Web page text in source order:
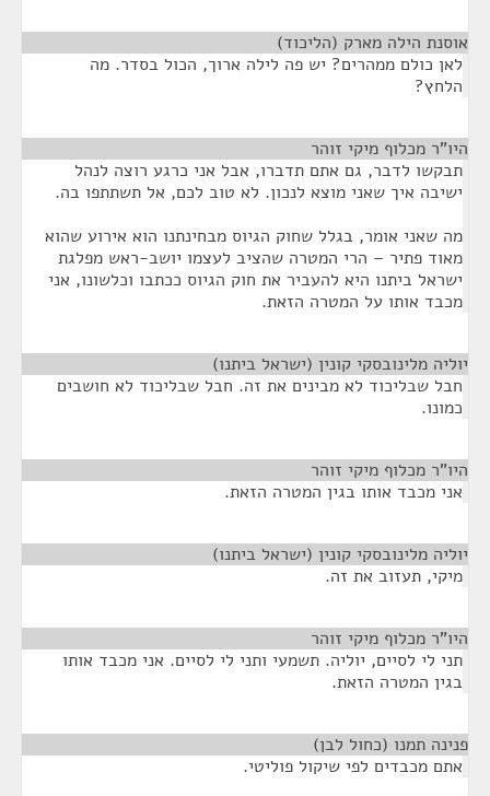
אוסנת הילה מארק (הליכוד)
לאן כולם ממהרים? יש פה לילה ארוך, הכול בסדר. מה
הלחץ?
היו"ר מכלוף מיקי זוהר
תבקשו לדבר, גם אתם תדברו, אבל אני כרגע רוצה לנהל
ישיבה איך שאני מוצא לנכון. לא טוב לכם, אל תשתתפו בה.
מה שאני אומר, בגלל שחוק הגיוס מבחינתנו הוא אירוע שהוא
מאוד פתיר – הרי המטרה שהציב לעצמו יושב-ראש מפלגת
ישראל ביתנו היא להעביר את חוק הגיוס ככתבו וכלשונו, אני
מכבד אותו על המטרה הזאת.
יוליה מלינובסקי קונין (ישראל ביתנו)
חבל שבליכוד לא מבינים את זה. חבל שבליכוד לא חושבים
כמונו.
היו"ר מכלוף מיקי זוהר
אני מכבד אותו בגין המטרה הזאת.
יוליה מלינובסקי קונין (ישראל ביתנו)
מיקי, תעזוב את זה.
היו"ר מכלוף מיקי זוהר
תני לי לסיים, יוליה. תשמעי ותני לי לסיים. אני מכבד אותו
בגין המטרה הזאת.
פנינה תמנו (כחול לבן)
אתם מכבדים לפי שיקול פוליטי.